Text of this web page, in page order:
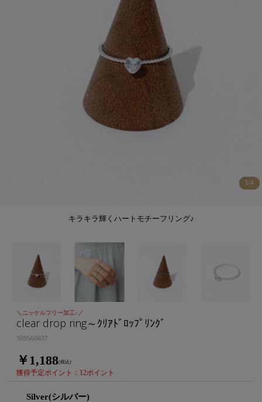
キラキラ輝くハートモチーフリング♪
1 /4
＼ニッケルフリー加工♪／
clear drop ring～ｸﾘｱﾄﾞﾛｯﾌﾟﾘﾝｸﾞ
309560637
￥1,188(税込)
獲得予定ポイント：12ポイント
Silver(シルバー)